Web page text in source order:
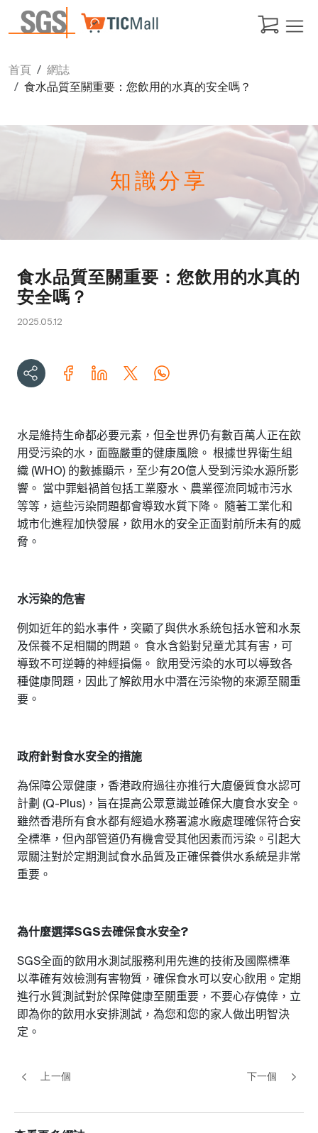
首頁
網誌
食水品質至關重要：您飲用的水真的安全嗎？
知識分享
食水品質至關重要：您飲用的水真的
安全嗎？
2025.05.12
水是維持生命都必要元素，但全世界仍有數百萬人正在飲
用受污染的水，面臨嚴重的健康風險。 根據世界衛生組
織 (WHO) 的數據顯示，至少有20億人受到污染水源所影
響。 當中罪魁禍首包括工業廢水、農業徑流同城市污水
等等，這些污染問題都會導致水質下降。
隨著工業化和
城市化進程加快發展，飲用水的安全正面對前所未有的威
脅。
水污染的危害
例如近年的鉛水事件，突顯了與供水系統包括水管和水泵
及保養不足相關的問題。 食水含鉛對兒童尤其有害，可
導致不可逆轉的神經損傷。 飲用受污染的水可以導致各
種健康問題，因此了解飲用水中潛在污染物的來源至關重
要。
政府針對食水安全的措施
為保障公眾健康，香港政府過往亦推行大廈優質食水認可
計劃 (Q-Plus) ，旨在提高公眾意識並確保大廈食水安全。
雖然香港所有食水都有經過水務署濾水廠處理確保符合安
全標準，但內部管道仍有機會受其他因素而污染。引起大
眾關注對於定期測試食水品質及正確保養供水系統是非常
重要。
為什麼選擇SGS去確保食水安全?
SGS全面的飲用水測試服務利用先進的技術及國際標準
以準確有效檢測有害物質，確保食水可以安心飲用。定期
進行水質測試對於保障健康至關重要，不要心存僥倖，立
即為你的飲用水安排測試，為您和您的家人做出明智決
定。
上一個 下一個